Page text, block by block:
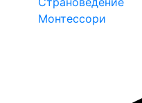
Монтессори